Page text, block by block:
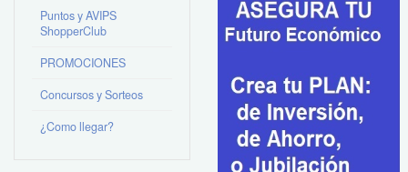
Puntos y AVIPS
ShopperClub
PROMOCIONES
Concursos y Sorteos
¿Como llegar?